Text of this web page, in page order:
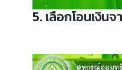
5. เลือกโอนเงิ